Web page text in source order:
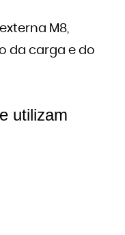
M8,
da carga e do
utilizam